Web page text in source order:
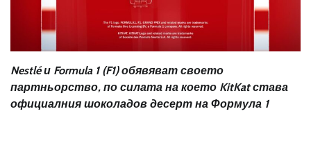
Nestlé и Formula 1 (F1)обявяват своето
партньорство, по силата на което KitKatстава
официалния шоколадов десерт на Формула 1